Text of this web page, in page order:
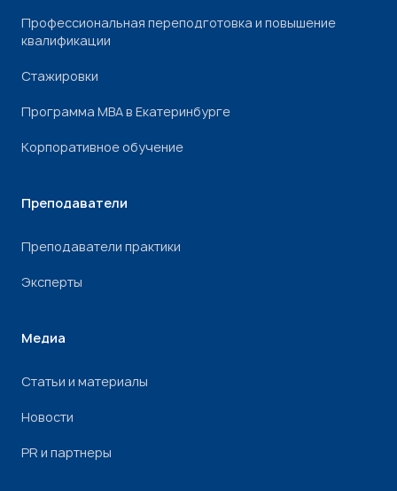
Профессиональная переподготовка и повышение
квалификации
Стажировки
Программа МВА в Екатеринбурге
Корпоративное обучение
Преподаватели
Преподаватели практики
Эксперты
Медиа
Статьи и материалы
Новости
PR и партнеры